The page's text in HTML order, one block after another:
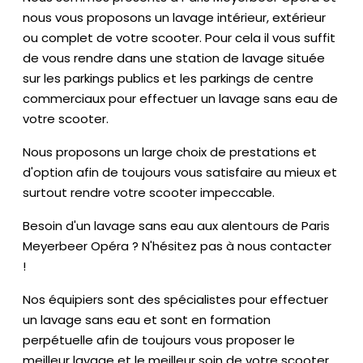
nous vous proposons un lavage intérieur, extérieur
ou complet de votre scooter. Pour cela il vous suffit
de vous rendre dans une station de lavage située
sur les parkings publics et les parkings de centre
commerciaux pour effectuer un lavage sans eau de
votre scooter.
Nous proposons un large choix de prestations et
d'option afin de toujours vous satisfaire au mieux et
surtout rendre votre scooter impeccable.
Besoin d'un lavage sans eau aux alentours de Paris
Meyerbeer Opéra ? N'hésitez pas à nous contacter
!
Nos équipiers sont des spécialistes pour effectuer
un lavage sans eau et sont en formation
perpétuelle afin de toujours vous proposer le